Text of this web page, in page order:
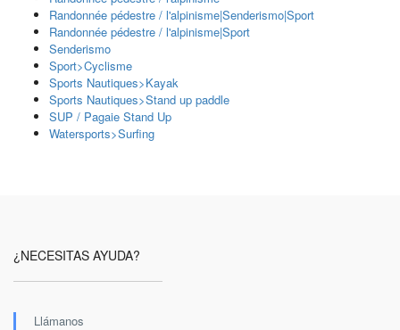
Randonnée pédestre / l'alpinisme|Senderismo|Sport
Randonnée pédestre / l'alpinisme|Sport
Senderismo
Sport>Cyclisme
Sports Nautiques>Kayak
Sports Nautiques>Stand up paddle
SUP / Pagaie Stand Up
Watersports>Surfing
¿NECESITAS AYUDA?
Llámanos